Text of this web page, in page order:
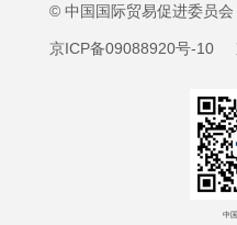
© 中国国际贸易促进委员
京ICP备09088920号-10
中